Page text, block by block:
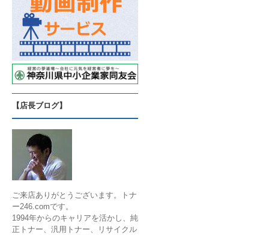
【店長ブログ】
ご来店ありがとうございます。トナ
ー246.comです。
1994年からのキャリアを活かし、純
正トナー、汎用トナー、リサイクル